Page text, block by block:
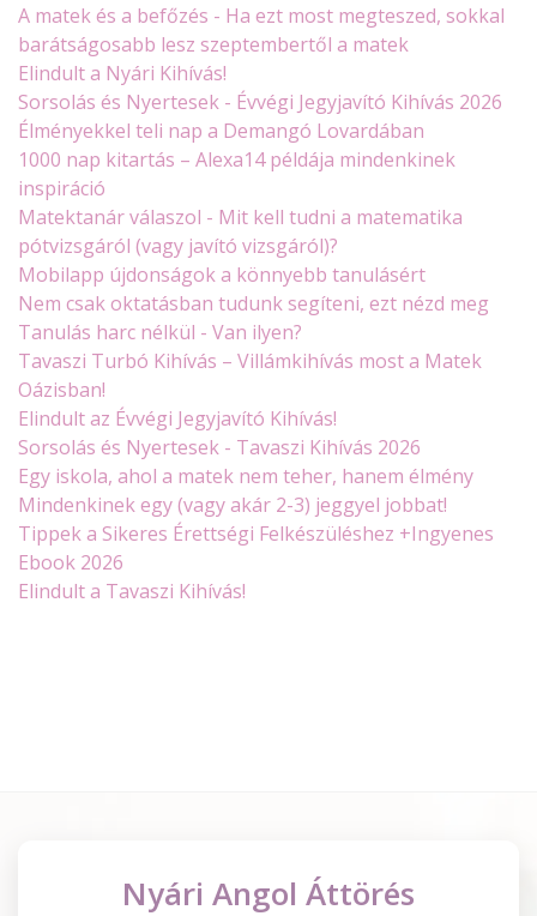
A matek és a befőzés - Ha ezt most megteszed, sokkal
barátságosabb lesz szeptembertől a matek
Elindult a Nyári Kihívás!
Sorsolás és Nyertesek - Évvégi Jegyjavító Kihívás 2026
Élményekkel teli nap a Demangó Lovardában
1000 nap kitartás – Alexa14 példája mindenkinek
inspiráció
Matektanár válaszol - Mit kell tudni a matematika
pótvizsgáról (vagy javító vizsgáról)?
Mobilapp újdonságok a könnyebb tanulásért
Nem csak oktatásban tudunk segíteni, ezt nézd meg
Tanulás harc nélkül - Van ilyen?
Tavaszi Turbó Kihívás – Villámkihívás most a Matek
Oázisban!
Elindult az Évvégi Jegyjavító Kihívás!
Sorsolás és Nyertesek - Tavaszi Kihívás 2026
Egy iskola, ahol a matek nem teher, hanem élmény
Mindenkinek egy (vagy akár 2-3) jeggyel jobbat!
Tippek a Sikeres Érettségi Felkészüléshez +Ingyenes
Ebook 2026
Elindult a Tavaszi Kihívás!
Nyári Angol Áttörés